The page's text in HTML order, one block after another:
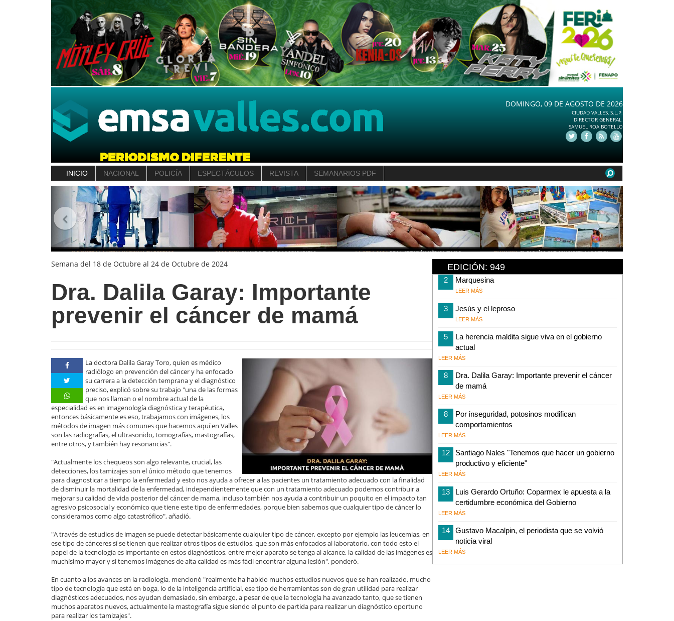
DOMINGO, 09 DE AGOSTO DE 2026
CIUDAD VALLES, S.L.P.
DIRECTOR GENERAL.
SAMUEL ROA BOTELLO
INICIO NACIONAL POLICÍA ESPECTÁCULOS REVISTA SEMANARIOS PDF
Semana del 18 de Octubre al 24 de Octubre de 2024
Dra. Dalila Garay: Importante
prevenir el cáncer de mamá
La doctora Dalila Garay Toro, quien es médico
radiólogo en prevención del cáncer y ha enfocado
su carrera a la detección temprana y el diagnóstico
preciso, explicó sobre su trabajo "una de las formas
que nos llaman o el nombre actual de la
especialidad es en imagenología diagnóstica y terapéutica,
entonces básicamente es eso, trabajamos con imágenes, los
métodos de imagen más comunes que hacemos aquí en Valles
son las radiografías, el ultrasonido, tomografías, mastografías,
entre otros, y también hay resonancias".
"Actualmente los chequeos son algo relevante, crucial, las
detecciones, los tamizajes son el único método que tenemos
para diagnosticar a tiempo la enfermedad y esto nos ayuda a ofrecer a las pacientes un tratamiento adecuado con la finalidad
de disminuir la mortalidad de la enfermedad, independientemente que con un tratamiento adecuado podemos contribuir a
mejorar su calidad de vida posterior del cáncer de mama, incluso también nos ayuda a contribuir un poquito en el impacto tan
agresivo psicosocial y económico que tiene este tipo de enfermedades, porque bien sabemos que cualquier tipo de cáncer lo
consideramos como algo catastrófico", añadió.
"A través de estudios de imagen se puede detectar básicamente cualquier tipo de cáncer, excepto por ejemplo las leucemias, en
ese tipo de cánceres sí se tienen que realizar otros tipos de estudios, que son más enfocados al laboratorio, con todo esto el
papel de la tecnología es importante en estos diagnósticos, entre mejor aparato se tenga al alcance, la calidad de las imágenes es
muchísimo mayor y si tenemos imágenes de alta calidad es más fácil encontrar alguna lesión", ponderó.
En cuanto a los avances en la radiología, mencionó "realmente ha habido muchos estudios nuevos que se han realizado, mucho
tipo de tecnología que está en boga, lo de la inteligencia artificial, ese tipo de herramientas son de gran utilidad para realizar
diagnósticos adecuados, nos ayudan demasiado, sin embargo, a pesar de que la tecnología ha avanzado tanto, que se tienen
muchos aparatos nuevos, actualmente la mastografía sigue siendo el punto de partida para realizar un diagnóstico oportuno
para realizar los tamizajes".
EDICIÓN: 949
2 Marquesina
LEER MÁS
3 Jesús y el leproso
LEER MÁS
5
La herencia maldita sigue viva en el gobierno
actual
LEER MÁS
8
Dra. Dalila Garay: Importante prevenir el cáncer
de mamá
LEER MÁS
8
Por inseguridad, potosinos modifican
comportamientos
LEER MÁS
12
Santiago Nales "Tenemos que hacer un gobierno
productivo y eficiente"
LEER MÁS
13
Luis Gerardo Ortuño: Coparmex le apuesta a la
certidumbre económica del Gobierno
LEER MÁS
14
Gustavo Macalpin, el periodista que se volvió
noticia viral
LEER MÁS